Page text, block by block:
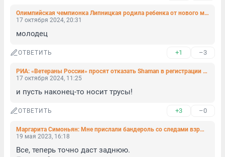
Олимпийская чемпионка Липницкая родила ребенка от нового мужа. Бывший участвует в СВО
17 октября 2024, 20:31
молодец
ОТВЕТИТЬ +1 –3
РИА: «Ветераны России» просят отказать Shaman в регистрации знака «Я русский»
17 октября 2024, 11:25
и пусть наконец-то носит трусы!
ОТВЕТИТЬ +3 –0
Маргарита Симоньян: Мне прислали бандероль со следами взрывчатки. Внутри — странное
19 мая 2023, 16:18
Все, теперь точно даст заднюю.